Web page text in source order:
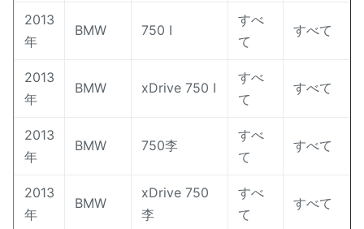
2013
年
BMW 750 I
すべ
て
すべて
2013
年
BMW xDrive 750 I
すべ
て
すべて
2013
年
BMW 750李
すべ
て
すべて
2013
年
BMW
xDrive 750
李
すべ
て
すべて